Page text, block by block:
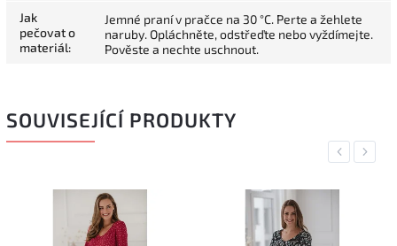
Jak
pečovat o
materiál:
Jemné praní v pračce na 30 °C. Perte a žehlete
naruby. Opláchněte, odstřeďte nebo vyždímejte.
Pověste a nechte uschnout.
SOUVISEJÍCÍ PRODUKTY
Previous
Next